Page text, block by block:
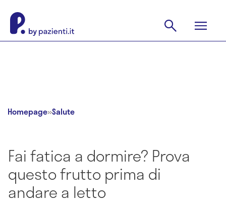
Homepage»Salute
Fai fatica a dormire? Prova
questo frutto prima di
andare a letto